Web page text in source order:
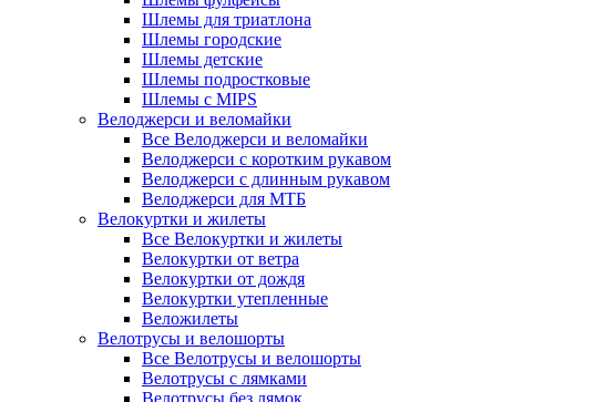
Шлемы для триатлона
Шлемы городские
Шлемы детские
Шлемы подростковые
Шлемы с MIPS
Велоджерси и веломайки
Все Велоджерси и веломайки
Велоджерси с коротким рукавом
Велоджерси с длинным рукавом
Велоджерси для МТБ
Велокуртки и жилеты
Все Велокуртки и жилеты
Велокуртки от ветра
Велокуртки от дождя
Велокуртки утепленные
Веложилеты
Велотрусы и велошорты
Все Велотрусы и велошорты
Велотрусы с лямками
Велотрусы без лямок